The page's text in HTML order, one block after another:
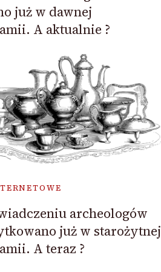
już w dawnej
A aktualnie ?
archeologów
już w starożytnej
A teraz ?